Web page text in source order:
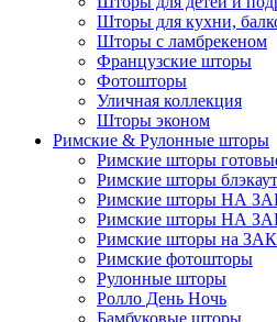
Шторы для кухни,
Шторы с ламбрекеном
Французские шторы
Фотошторы
Уличная коллекция
Шторы эконом
Римские & Рулонные шторы
Римские шторы
Римские шторы блэкаут
Римские шторы НА
Римские шторы НА
Римские шторы на
Римские фотошторы
Рулонные шторы
Ролло День Ночь